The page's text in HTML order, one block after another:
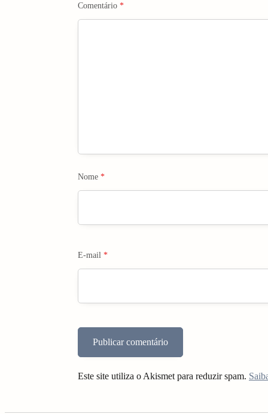
g
n
Comentário *
Nome *
E-mail *
Este site utiliza o Akismet para reduzir spam.